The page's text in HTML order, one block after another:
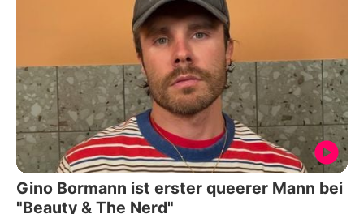
Gino Bormann ist erster queerer Mann bei
"Beauty & The Nerd"